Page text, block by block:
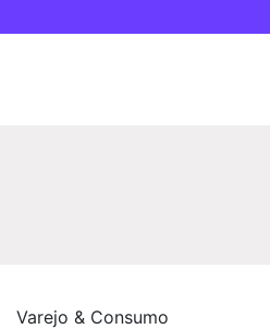
Varejo & Consumo